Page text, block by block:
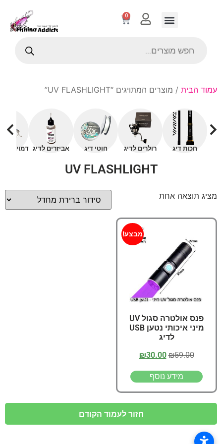
0
עמוד הבית / מוצרים המתויגים “UV FLASHLIGHT”
חכות דיג רולרים לדיג חוטי דיג אביזרים לדיג דמויים
UV FLASHLIGHT
מציג תוצאה אחת
מבצע!
פנס אולטרה סגול UV
מיני איכותי נטען USB
לדיג
₪59.00
₪30.00
מידע נוסף
חזור לעמוד הקודם